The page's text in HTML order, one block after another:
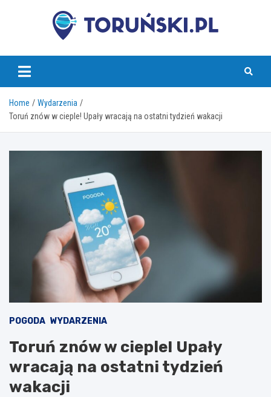
torunski.pl
Home
Wydarzenia
Toruń znów w cieple! Upały wracają na ostatni tydzień wakacji
POGODA WYDARZENIA
Toruń znów w cieple! Upały
wracają na ostatni tydzień
wakacji